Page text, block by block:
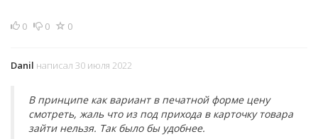
0 0 0
Danil написал 30 июля 2022
В принципе как вариант в печатной форме цену
смотреть, жаль что из под прихода в карточку товара
зайти нельзя. Так было бы удобнее.